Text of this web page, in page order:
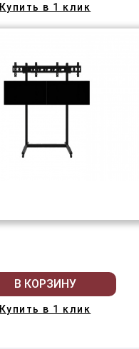
Купить в 1 клик
В КОРЗИНУ
Купить в 1 клик